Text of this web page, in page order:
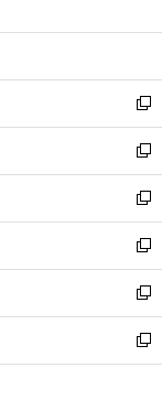
開
ウ
開
く
ン
ウ
で
開
く
ウ
ン
ド
ウ
で
開
く
新
し
い
ウ
ィ
ン
ド
ウ
で
開
く
新
し
い
ウ
ィ
ン
ド
ウ
で
開
新
し
い
ウ
ィ
ン
ド
ウ
新
し
い
ウ
ィ
ン
新
し
い
ウ
新
し